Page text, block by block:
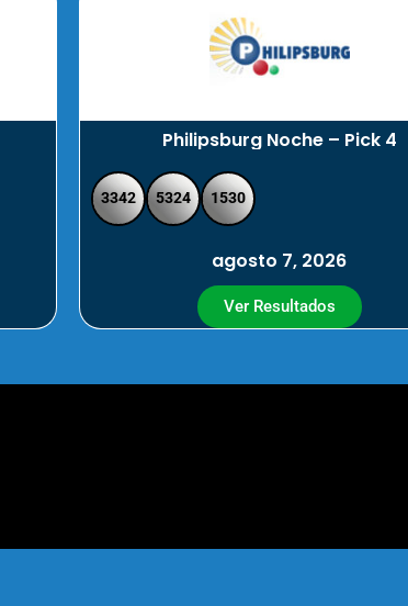
Philipsburg Noche – Pick 4
3342 5324 1530
agosto 7, 2026
Ver Resultados